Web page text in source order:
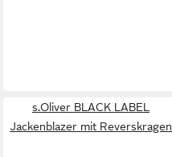
s.Oliver BLACK LABEL
Jackenblazer mit Reverskragen